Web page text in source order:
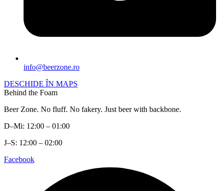
info@beerzone.ro
DESCHIDE ÎN MAPS
Behind the Foam
Beer Zone. No fluff. No fakery. Just beer with backbone.
D–Mi: 12:00 – 01:00
J–S: 12:00 – 02:00
Facebook